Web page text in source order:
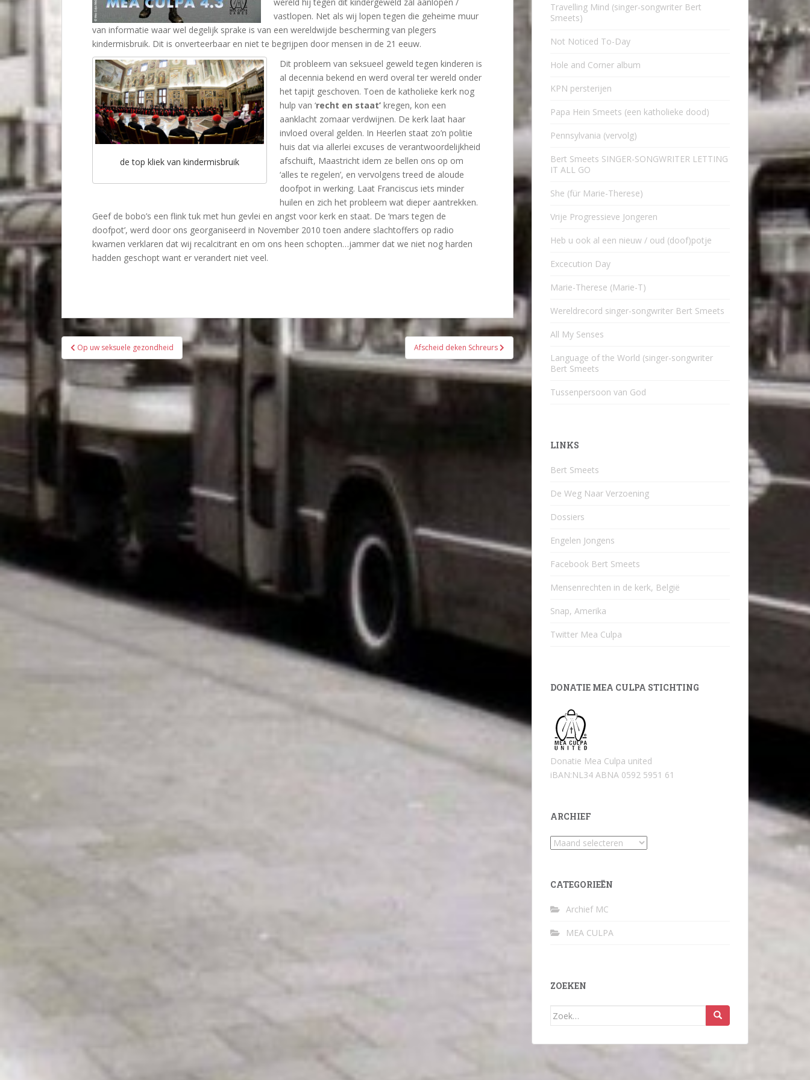
vastlopen. Net als wij lopen tegen die geheime muur
van informatie waar wel degelijk sprake is van een wereldwijde bescherming van plegers
kindermisbruik. Dit is onverteerbaar en niet te begrijpen door mensen in de 21 eeuw.
de top kliek van kindermisbruik
Dit probleem van seksueel geweld tegen kinderen is
al decennia bekend en werd overal ter wereld onder
het tapijt geschoven. Toen de katholieke kerk nog
hulp van ‘recht en staat’ kregen, kon een
aanklacht zomaar verdwijnen. De kerk laat haar
invloed overal gelden. In Heerlen staat zo’n politie
huis dat via allerlei excuses de verantwoordelijkheid
afschuift, Maastricht idem ze bellen ons op om
‘alles te regelen’, en vervolgens treed de aloude
doofpot in werking. Laat Franciscus iets minder
huilen en zich het probleem wat dieper aantrekken.
Geef de bobo’s een flink tuk met hun gevlei en angst voor kerk en staat. De ‘mars tegen de
doofpot’, werd door ons georganiseerd in November 2010 toen andere slachtoffers op radio
kwamen verklaren dat wij recalcitrant en om ons heen schopten…jammer dat we niet nog harden
hadden geschopt want er verandert niet veel.
Bericht
navigatie
Op uw seksuele gezondheid Afscheid deken Schreurs
Travelling Mind (singer-songwriter Bert
Smeets)
Not Noticed To-Day
Hole and Corner album
KPN persterijen
Papa Hein Smeets (een katholieke dood)
Pennsylvania (vervolg)
Bert Smeets SINGER-SONGWRITER LETTING
IT ALL GO
She (für Marie-Therese)
Vrije Progressieve Jongeren
Heb u ook al een nieuw / oud (doof)potje
Excecution Day
Marie-Therese (Marie-T)
Wereldrecord singer-songwriter Bert Smeets
All My Senses
Language of the World (singer-songwriter
Bert Smeets
Tussenpersoon van God
LINKS
Bert Smeets
De Weg Naar Verzoening
Dossiers
Engelen Jongens
Facebook Bert Smeets
Mensenrechten in de kerk, België
Snap, Amerika
Twitter Mea Culpa
DONATIE MEA CULPA STICHTING
Donatie Mea Culpa united
iBAN:NL34 ABNA 0592 5951 61
ARCHIEF
Archief
CATEGORIEËN
Archief MC
MEA CULPA
ZOEKEN
Zoek